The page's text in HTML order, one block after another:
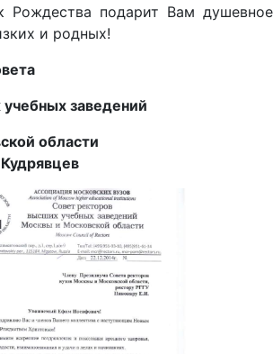
Рождества подарит Вам душевное
и родных!
заведений
области